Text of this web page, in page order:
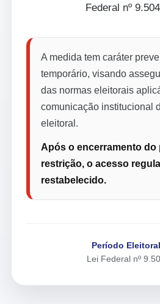
Federal nº
A medida tem caráter
temporário, visando
das normas eleitorais
comunicação institucional
eleitoral.
Após o encerramento do
restrição, o acesso
restabelecido.
Período
Lei Federal nº